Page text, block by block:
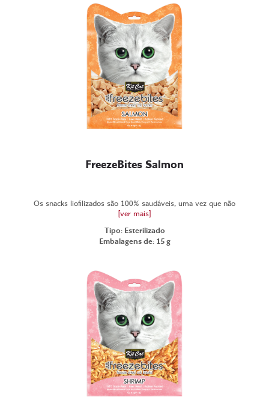
FreezeBites Salmon
Os snacks liofilizados são 100% saudáveis, uma vez que não
[ver mais]
Tipo: Esterilizado
Embalagens de: 15 g